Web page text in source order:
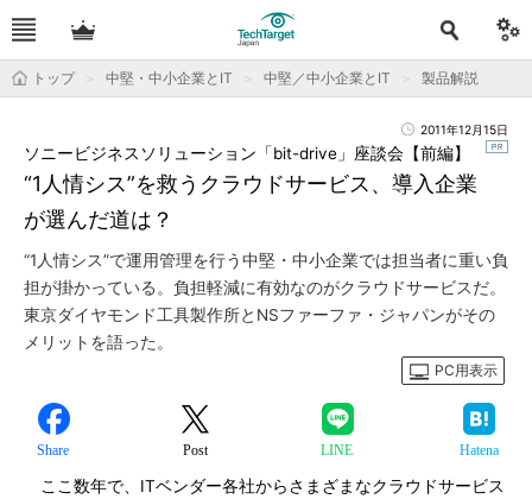
トップ 中堅・中小企業とIT 中堅／中小企業とIT 製品解説
2011年12月15日
“1人情シス”を救うクラウドサービス、導入企業
が選んだ道は？
ソニービジネスソリューション「bit-drive」座談会【前編】
“1人情シス”で運用管理を行う中堅・中小企業では担当者に重い負
担が掛かっている。負担軽減に有効なのがクラウドサービスだ。
東京ダイヤモンド工具製作所とNSファーファ・ジャパンがその
メリットを語った。
PC用表示
Share Post LINE Hatena
ここ数年で、ITベンダー各社からさまざまなクラウドサービス